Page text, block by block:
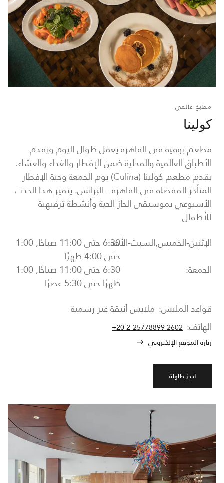
مطبخ عالمي
كولينا
مطعم بوفيه في القاهرة يعمل طوال اليوم ويقدم
الأطباق العالمية والمحلية ضمن الإفطار والغداء والعشاء.
يقدم مطعم كولينا (Culina) يوم الجمعة وجبة الإفطار
المتأخر المفضلة في القاهرة - البرانش. يتميز هذا الحدث
الأسبوعي بموسيقى الجاز الحية وأنشطة ترفيهية
للأطفال
الإثنين-الخميس,السبت-الأحد:
6:30 حتى 11:00 صباحًا, 1:00
حتى 4:00 ظهرًا
الجمعة:
6:30 حتى 11:00 صباحًا, 1:00
ظهرًا حتى 5:30 عصرًا
قواعد الملبس: ملابس أنيقة غير رسمية
الهاتف: +20 2-25778899 2602
زيارة الموقع الإلكتروني
احجز طاولة